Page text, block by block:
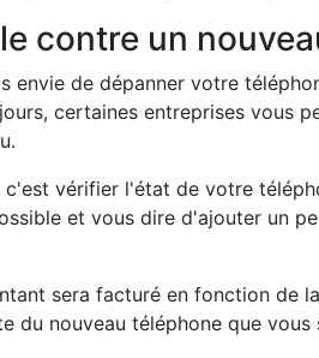
contre un
envie de dépanner votre
certaines entreprises vous
c'est vérifier l'état de votre
et vous dire d'ajouter un
sera facturé en fonction de
du nouveau téléphone que vous